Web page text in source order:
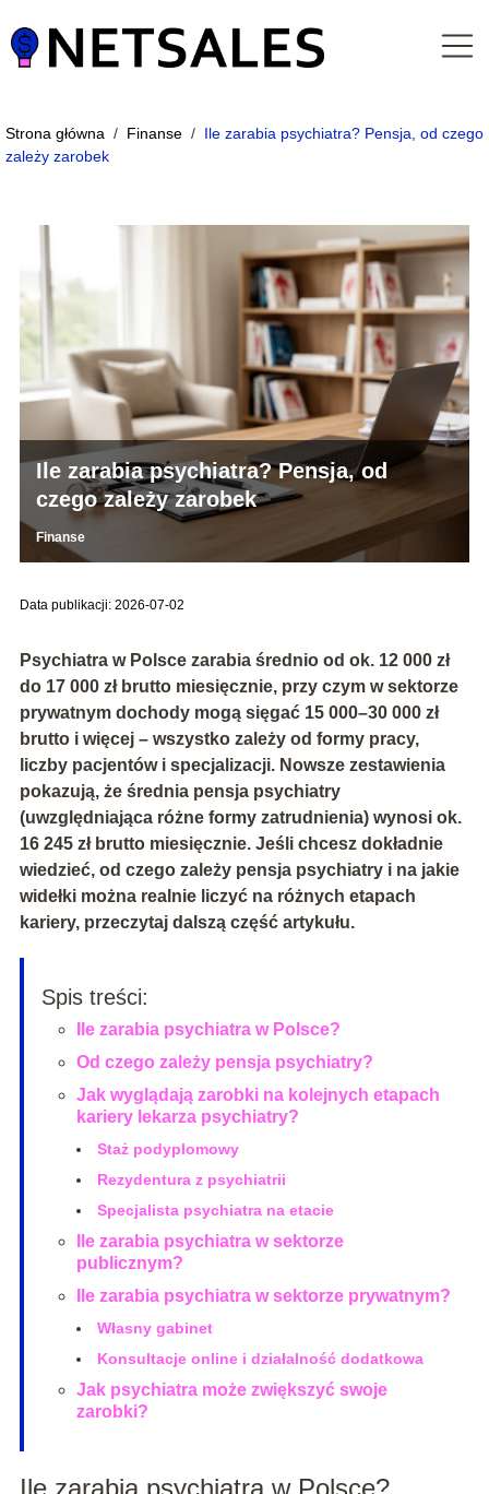
Strona główna / Finanse / Ile zarabia psychiatra? Pensja, od czego
zależy zarobek
Ile zarabia psychiatra? Pensja, od
czego zależy zarobek
Finanse
Data publikacji: 2026-07-02
Psychiatra w Polsce zarabia średnio od ok. 12 000 zł
do 17 000 zł bruttomiesięcznie, przy czym w sektorze
prywatnym dochody mogą sięgać 15 000–30 000 zł
bruttoi więcej – wszystko zależy od formy pracy,
liczby pacjentów i specjalizacji. Nowsze zestawienia
pokazują, że średnia pensja psychiatry
(uwzględniająca różne formy zatrudnienia) wynosi ok.
16 245 zł bruttomiesięcznie. Jeśli chcesz dokładnie
wiedzieć, od czego zależy pensja psychiatry i na jakie
widełki można realnie liczyć na różnych etapach
kariery, przeczytaj dalszą część artykułu.
Spis treści:
Ile zarabia psychiatra w Polsce?
Od czego zależy pensja psychiatry?
Jak wyglądają zarobki na kolejnych etapach
kariery lekarza psychiatry?
Staż podyplomowy
Rezydentura z psychiatrii
Specjalista psychiatra na etacie
Ile zarabia psychiatra w sektorze
publicznym?
Ile zarabia psychiatra w sektorze prywatnym?
Własny gabinet
Konsultacje online i działalność dodatkowa
Jak psychiatra może zwiększyć swoje
zarobki?